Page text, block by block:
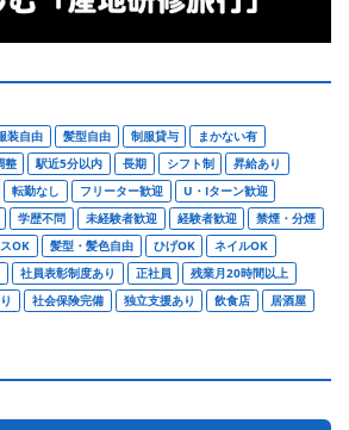
装自由 髪型自由 制服貸与
まかない有
整 駅近5分以内 長期 シフト制
昇給あり
転勤なし フリーター歓迎
U・Iターン歓迎
学歴不問 未経験者歓迎 経験者歓迎
禁煙・分煙
OK 髪型・髪色自由 ひげOK
ネイルOK
社員表彰制度あり 正社員
残業月20時間以上
社会保険完備 独立支援あり 飲食店
居酒屋